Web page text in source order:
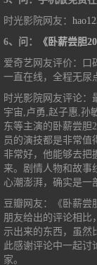
时光影院网友：
6、问：
《卧薪尝胆
爱奇艺网友评价：口
一直在线，全程无尿
时光影院网友评论：
宇宙,卢勇,赵子惠,孙
东等主演的卧薪尝胆
员的演技都是非常值
非常好，他能够去把
来。剧情人物和故事
心潮澎湃，确实是一
豆瓣网友：《卧薪尝
朋友给出的评论相比
示出来的东西，虽然
此感谢评论中一起讨
家。